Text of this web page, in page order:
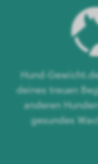
Hund-
deines treuen
anderen
gesundes